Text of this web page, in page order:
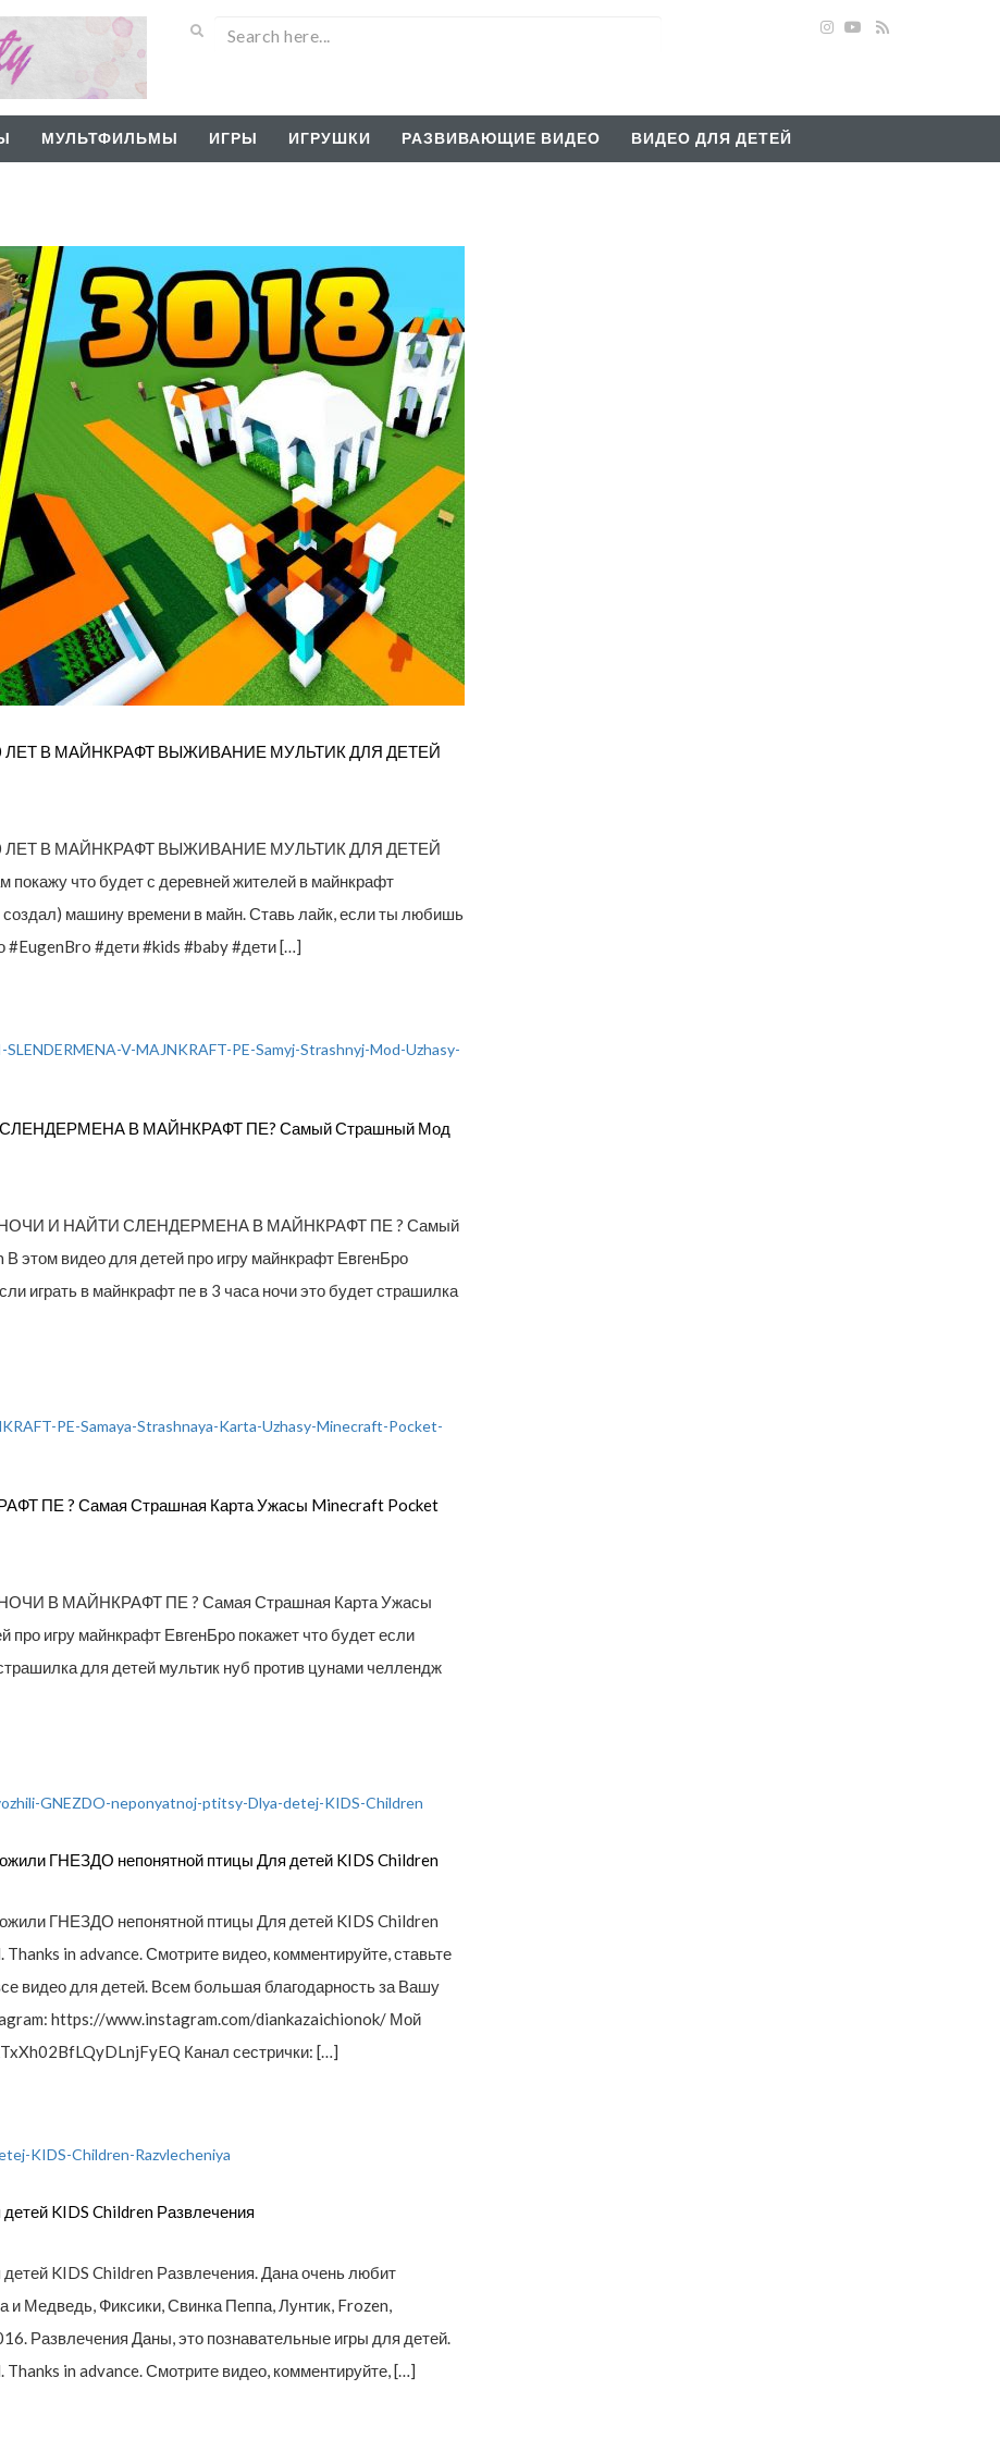
МУЛЬТФИЛЬМЫ ИГРЫ ИГРУШКИ РАЗВИВАЮЩИЕ ВИДЕО ВИДЕО ДЛЯ ДЕТЕЙ
ЛЕТ В МАЙНКРАФТ ВЫЖИВАНИЕ МУЛЬТИК ДЛЯ ДЕТЕЙ
ЛЕТ В МАЙНКРАФТ ВЫЖИВАНИЕ МУЛЬТИК ДЛЯ ДЕТЕЙ
что будет с деревней жителей в майнкрафт
машину времени в майн. Ставь лайк, если ты любишь
#дети #kids #baby #дети […]
В МАЙНКРАФТ ПЕ? Самый Страшный Мод
НОЧИ И НАЙТИ СЛЕНДЕРМЕНА В МАЙНКРАФТ ПЕ ? Самый
видео для детей про игру майнкрафт ЕвгенБро
играть в майнкрафт пе в 3 часа ночи это будет страшилка
ПЕ ? Самая Страшная Карта Ужасы Minecraft Pocket
В МАЙНКРАФТ ПЕ ? Самая Страшная Карта Ужасы
игру майнкрафт ЕвгенБро покажет что будет если
для детей мультик нуб против цунами челлендж
ГНЕЗДО непонятной птицы Для детей KIDS Children
ГНЕЗДО непонятной птицы Для детей KIDS Children
in advance. Смотрите видео, комментируйте, ставьте
видео для детей. Всем большая благодарность за Вашу
https://www.instagram.com/diankazaichionok/ Мой
Канал сестрички: […]
KIDS Children Развлечения
KIDS Children Развлечения. Дана очень любит
и Медведь, Фиксики, Свинка Пеппа, Лунтик, Frozen,
Развлечения Даны, это познавательные игры для детей.
in advance. Смотрите видео, комментируйте, […]